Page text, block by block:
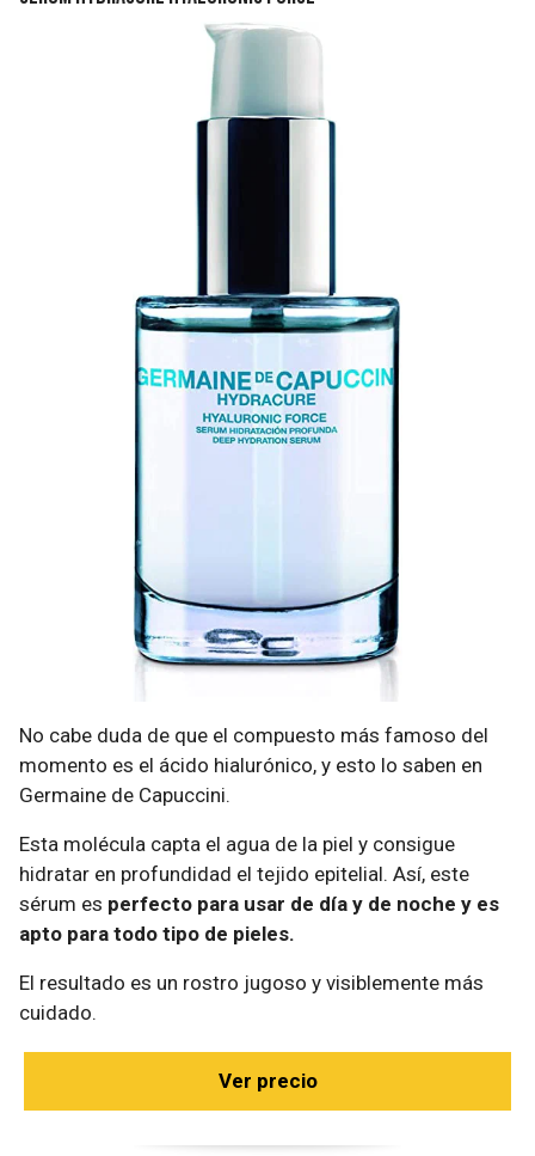
No cabe duda de que el compuesto más famoso del
momento es el ácido hialurónico, y esto lo saben en
Germaine de Capuccini.
Esta molécula capta el agua de la piel y consigue
hidratar en profundidad el tejido epitelial. Así, este
sérum es perfecto para usar de día y de noche y es
apto para todo tipo de pieles.
El resultado es un rostro jugoso y visiblemente más
cuidado.
Ver precio